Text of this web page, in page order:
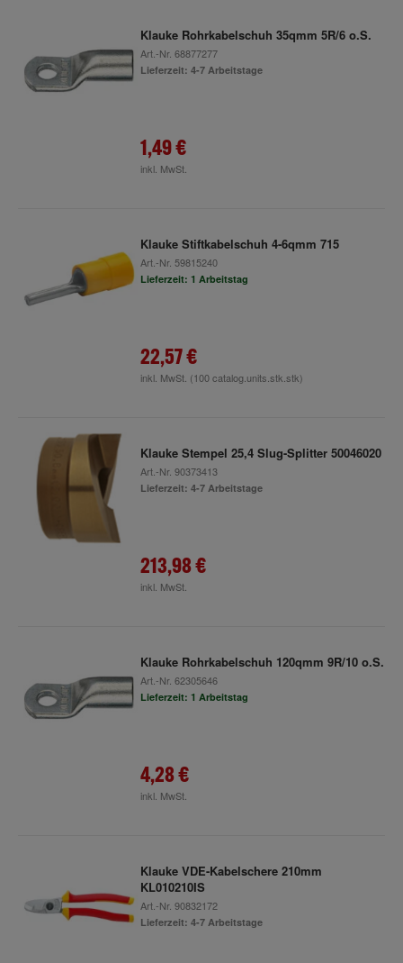
Klauke Rohrkabelschuh 35qmm 5R/6 o.S.
Art.-Nr. 68877277
Lieferzeit: 4-7 Arbeitstage
1,49 €
inkl. MwSt.
Klauke Stiftkabelschuh 4-6qmm 715
Art.-Nr. 59815240
Lieferzeit: 1 Arbeitstag
22,57 €
inkl. MwSt. (100 catalog.units.stk.stk)
Klauke Stempel 25,4 Slug-Splitter 50046020
Art.-Nr. 90373413
Lieferzeit: 4-7 Arbeitstage
213,98 €
inkl. MwSt.
Klauke Rohrkabelschuh 120qmm 9R/10 o.S.
Art.-Nr. 62305646
Lieferzeit: 1 Arbeitstag
4,28 €
inkl. MwSt.
Klauke VDE-Kabelschere 210mm
KL010210IS
Art.-Nr. 90832172
Lieferzeit: 4-7 Arbeitstage